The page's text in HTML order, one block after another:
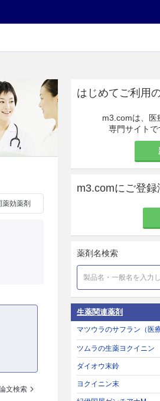
薬効薬剤
文検索
はじめてご利用
m3.comは、医
専門サイトで
m3.comにご登録
薬剤名検索
生薬関連薬剤
マツウラのサフラン（医療
ツムラの生薬ヨクイニン
ダイオウ末鈴
ヨクイニン末